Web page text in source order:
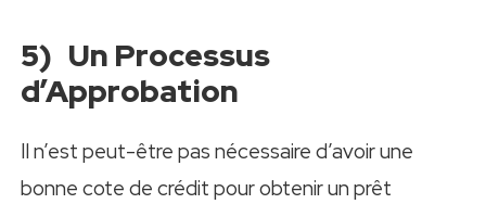
5) Un Processus
d’Approbation
Il n’est peut-être pas nécessaire d’avoir une
bonne cote de crédit pour obtenir un prêt